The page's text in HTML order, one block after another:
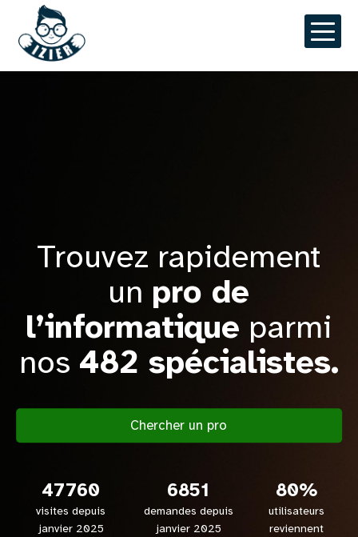
Trouvez rapidement
un pro de
l’informatique parmi
nos 482 spécialistes.
Chercher un pro
47760
visites depuis
janvier 2025
6851
demandes depuis
janvier 2025
80%
utilisateurs
reviennent